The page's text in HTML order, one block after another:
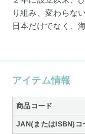
り組み、変わらな
日本だけでなく、
アイテム情報
商品コード
JAN(またはISBN)コ